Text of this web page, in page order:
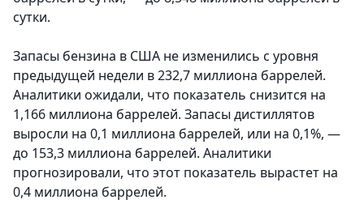
сутки.
Запасы бензина в США не изменились с уровня
предыдущей недели в 232,7 миллиона баррелей.
Аналитики ожидали, что показатель снизится на
1,166 миллиона баррелей. Запасы дистиллятов
выросли на 0,1 миллиона баррелей, или на 0,1%, —
до 153,3 миллиона баррелей. Аналитики
прогнозировали, что этот показатель вырастет на
0,4 миллиона баррелей.